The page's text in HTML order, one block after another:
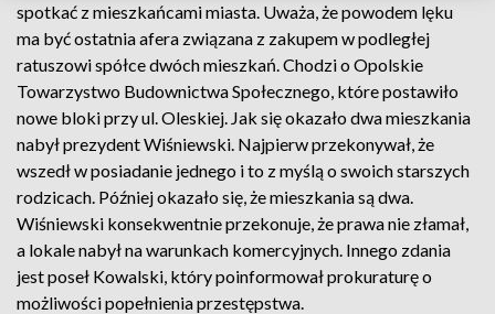
spotkać z mieszkańcami miasta. Uważa, że powodem lęku
ma być ostatnia afera związana z zakupem w podległej
ratuszowi spółce dwóch mieszkań. Chodzi o Opolskie
Towarzystwo Budownictwa Społecznego, które postawiło
nowe bloki przy ul. Oleskiej. Jak się okazało dwa mieszkania
nabył prezydent Wiśniewski. Najpierw przekonywał, że
wszedł w posiadanie jednego i to z myślą o swoich starszych
rodzicach. Później okazało się, że mieszkania są dwa.
Wiśniewski konsekwentnie przekonuje, że prawa nie złamał,
a lokale nabył na warunkach komercyjnych. Innego zdania
jest poseł Kowalski, który poinformował prokuraturę o
możliwości popełnienia przestępstwa.